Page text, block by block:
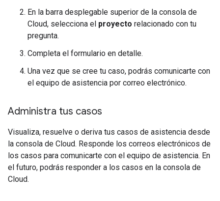
En la barra desplegable superior de la consola de
Cloud, selecciona el proyecto relacionado con tu
pregunta.
Completa el formulario en detalle.
Una vez que se cree tu caso, podrás comunicarte con
el equipo de asistencia por correo electrónico.
Administra tus casos
Visualiza, resuelve o deriva tus casos de asistencia desde
la consola de Cloud. Responde los correos electrónicos de
los casos para comunicarte con el equipo de asistencia. En
el futuro, podrás responder a los casos en la consola de
Cloud.